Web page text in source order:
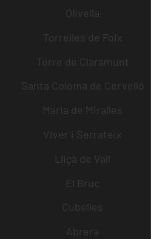
Olivella
Torrelles de Foix
Torre de Claramunt
Santa Coloma de Cervelló
Maria de Miralles
Viver i Serrateix
Lliçà de Vall
El Bruc
Cubelles
Abrera